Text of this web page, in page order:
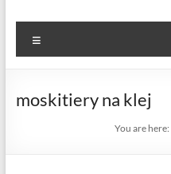
ramkowe i
drzwiowe
moskitiery na klej
You are here: